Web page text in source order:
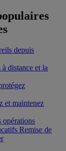
depuis
distance et la
et maintenez
opérations
Remise de